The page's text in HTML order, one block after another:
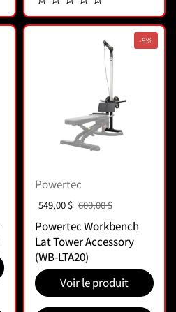
Powertec
Prix soldé :
549,00 $ Prix normal :
600,00 $
Powertec Workbench
Lat Tower Accessory
(WB-LTA20)
Voir le produit
-9%